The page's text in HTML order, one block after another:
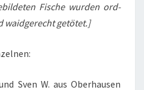
Fische wur­den ord­
waid­ge­recht getötet.]
Sven W. aus Ober­hau­sen